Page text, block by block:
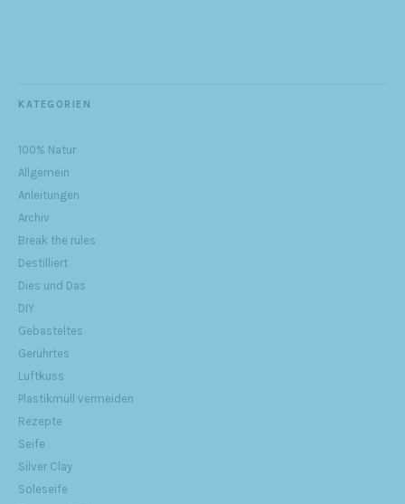
KATEGORIEN
100% Natur
Allgemein
Anleitungen
Archiv
Break the rules
Destilliert
Dies und Das
DIY
Gebasteltes
Gerührtes
Luftkuss
Plastikmüll vermeiden
Rezepte
Seife
Silver Clay
Soleseife